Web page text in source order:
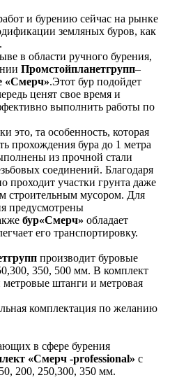
и бурению сейчас на рынке
земляных буров, как
в области ручного бурения,
Промстойпланетгрупп–
«Смерч».Этот бур подойдет
ценят свое время и
выполнить работы по
это, та особенность, которая
прохождения бура до 1 метра
из прочной стали
соединений. Благодаря
проходит участки грунта даже
строительным мусором. Для
предусмотрены
бур«Смерч» обладает
его транспортировку.
производит буровые
350, 500 мм. В комплект
метровые штанги и метровая
комплектация по желанию
в сфере бурения
«Смерч -professional» с
200, 250,300, 350 мм.